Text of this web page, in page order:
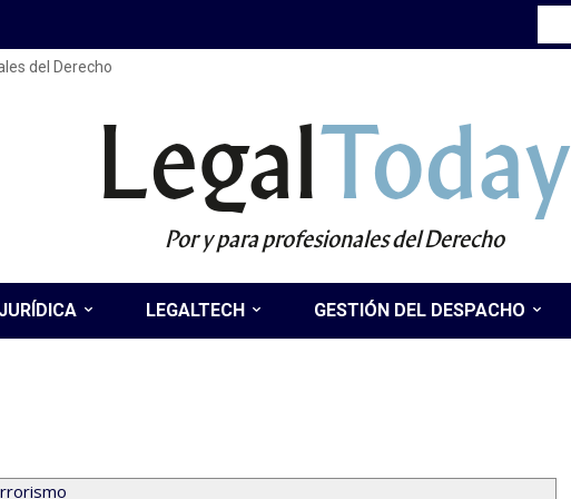
del Derecho
LegalToday
Por y para profesionales del Derecho
LEGALTECH GESTIÓN DEL DESPACHO